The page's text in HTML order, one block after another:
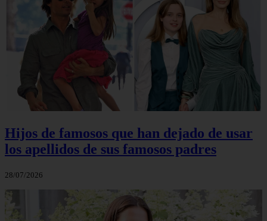
Hijos de famosos que han dejado de usar
los apellidos de sus famosos padres
28/07/2026